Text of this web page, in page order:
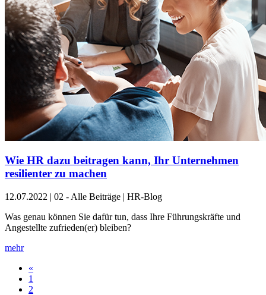
Wie HR dazu beitragen kann, Ihr Unternehmen
resilienter zu machen
12.07.2022 | 02 - Alle Beiträge | HR-Blog
Was genau können Sie dafür tun, dass Ihre Führungskräfte und
Angestellte zufrieden(er) bleiben?
mehr
«
1
2